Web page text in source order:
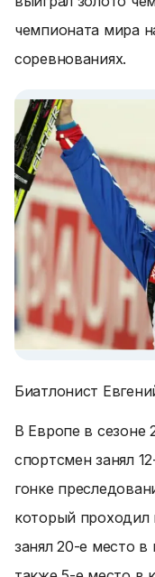
чемпионата мира
соревнованиях.
Биатлонист
В Европе в сезоне
спортсмен занял
гонке
который проходил
занял 20-е место